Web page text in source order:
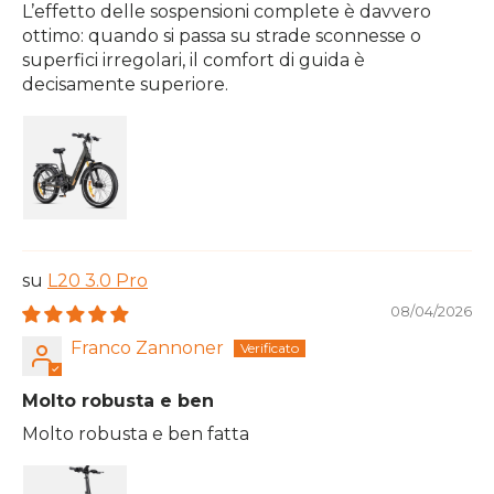
L’effetto delle sospensioni complete è davvero
ottimo: quando si passa su strade sconnesse o
superfici irregolari, il comfort di guida è
decisamente superiore.
L20 3.0 Pro
08/04/2026
Franco Zannoner
Molto robusta e ben
Molto robusta e ben fatta